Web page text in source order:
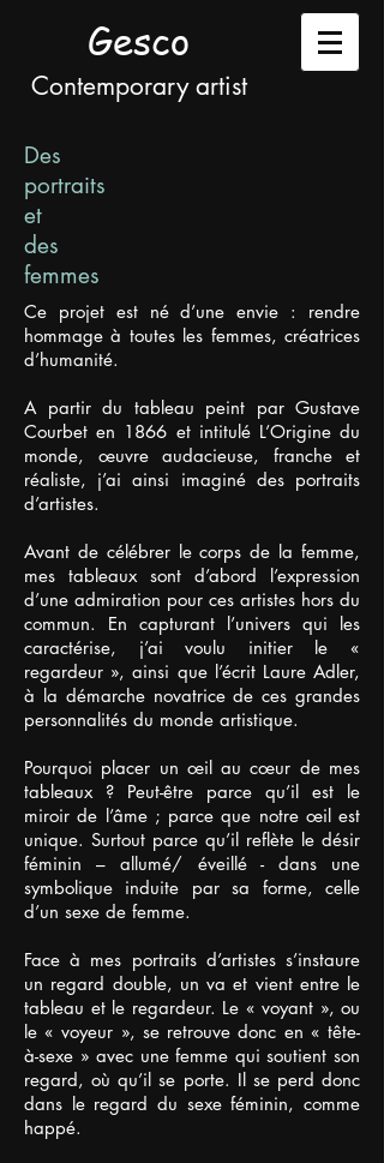
Gesco
Contemporary artist
Des
portraits
et
des
femmes
Ce projet est né d’une envie : rendre
hommage à toutes les femmes, créatrices
d’humanité.
A partir du tableau peint par Gustave
Courbet en 1866 et intitulé L’Origine du
monde, œuvre audacieuse, franche et
réaliste, j’ai ainsi imaginé des portraits
d’artistes.
Avant de célébrer le corps de la femme,
mes tableaux sont d’abord l’expression
d’une admiration pour ces artistes hors du
commun. En capturant l’univers qui les
caractérise, j’ai voulu initier le «
regardeur », ainsi que l’écrit Laure Adler,
à la démarche novatrice de ces grandes
personnalités du monde artistique.
Pourquoi placer un œil au cœur de mes
tableaux ? Peut-être parce qu’il est le
miroir de l’âme ; parce que notre œil est
unique. Surtout parce qu’il reflète le désir
féminin – allumé/ éveillé - dans une
symbolique induite par sa forme, celle
d’un sexe de femme.
Face à mes portraits d’artistes s’instaure
un regard double, un va et vient entre le
tableau et le regardeur. Le « voyant », ou
le « voyeur », se retrouve donc en « tête-
à-sexe » avec une femme qui soutient son
regard, où qu’il se porte. Il se perd donc
dans le regard du sexe féminin, comme
happé.